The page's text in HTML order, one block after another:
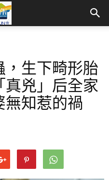
，生下畸形胎
真兇」后全家
無知惹的禍